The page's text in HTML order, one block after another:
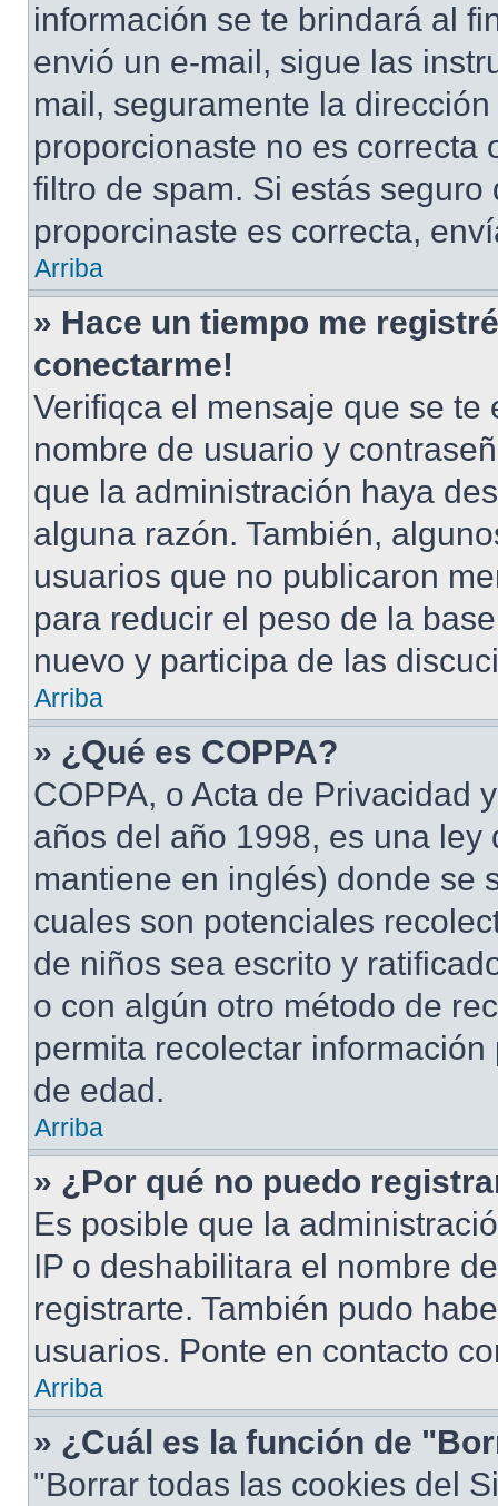
información se te brindará al
envió un e-mail, sigue las
mail, seguramente la
proporcionaste no es correcta
filtro de spam. Si estás
proporcinaste es correcta,
Arriba
» Hace un tiempo me
conectarme!
Verifiqca el mensaje que se
nombre de usuario y
que la administración haya
alguna razón. También,
usuarios que no publicaron
para reducir el peso de la
nuevo y participa de las
Arriba
» ¿Qué es COPPA?
COPPA, o Acta de Privacidad
años del año 1998, es una
mantiene en inglés) donde se
cuales son potenciales
de niños sea escrito y
o con algún otro método de
permita recolectar
de edad.
Arriba
» ¿Por qué no puedo
Es posible que la
IP o deshabilitara el nombre
registrarte. También pudo
usuarios. Ponte en contacto
Arriba
» ¿Cuál es la función de
"Borrar todas las cookies del